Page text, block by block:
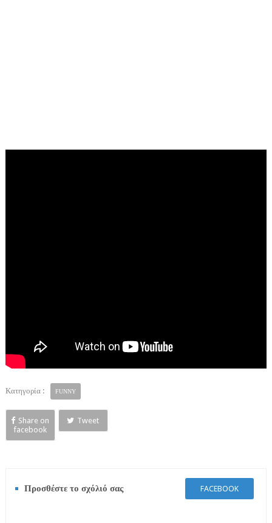
Κατηγορία : FUNNY
Share on
facebook
Tweet
Προσθέστε το σχόλιό σας FACEBOOK